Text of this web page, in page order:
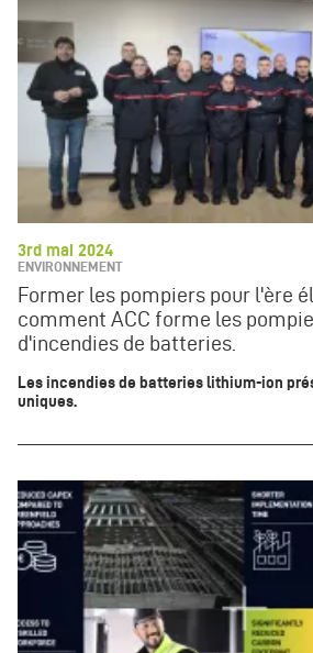
3rd mai 2024
ENVIRONNEMENT
Former les pompiers pour l'ère
comment ACC forme les
d'incendies de batteries.
Les incendies de batteries lithium-ion
uniques.